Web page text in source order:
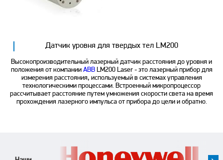
Датчик уровня для твердых тел LM200
Высокопроизводительный лазерный датчик расстояния до уровня и
положения от компании ABBLM200 Laser - это лазерный прибор для
измерения расстояния, используемый в системах управления
технологическими процессами. Встроенный микропроцессор
рассчитывает расстояние путем умножения скорости света на время
прохождения лазерного импульса от прибора до цели и обратно.